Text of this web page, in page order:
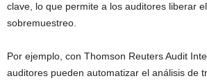
clave, lo que permite a los auditores liberar
sobremuestreo.
Por ejemplo, con Thomson Reuters Audit
auditores pueden automatizar el análisis de